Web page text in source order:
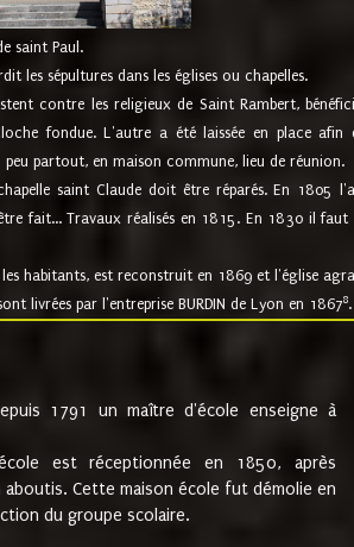
saint Paul.
les sépultures dans les églises ou chapelles.
contre les religieux de Saint Rambert,
fondue. L'autre a été laissée en place
partout, en maison commune, lieu de réunion.
saint Claude doit être réparés. En 1805
fait... Travaux réalisés en 1815. En 1830 il
habitants, est reconstruit en 1869 et l'église
livrées par l'entreprise BURDIN de Lyon en 18678.
1791 un maître d'école enseigne à
est réceptionnée en 1850, après
Cette maison école fut démolie en
du groupe scolaire.